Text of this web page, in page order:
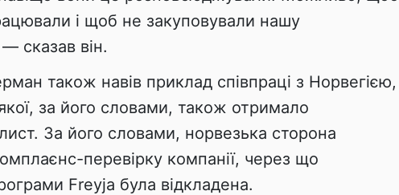
і щоб не закуповували нашу
сказав він.
також навів приклад співпраці з Норвегією,
за його словами, також отримало
За його словами, норвезька сторона
перевірку компанії, через що
Freyja була відкладена.